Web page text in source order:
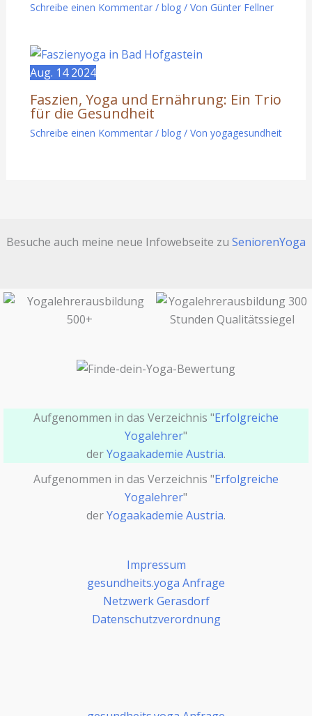
Schreibe einen Kommentar / blog/ Von Günter Fellner
Aug. 14 2024
Faszien, Yoga und Ernährung: Ein Trio
für die Gesundheit
Schreibe einen Kommentar / blog/ Von yogagesundheit
Besuche auch meine neue Infowebseite zu SeniorenYoga
Aufgenommen in das Verzeichnis "Erfolgreiche
Yogalehrer"
derYogaakademie Austria.
Aufgenommen in das Verzeichnis "Erfolgreiche
Yogalehrer"
derYogaakademie Austria.
Impressum
gesundheits.yoga Anfrage
Netzwerk Gerasdorf
Datenschutzverordnung